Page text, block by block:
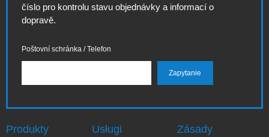
číslo pro kontrolu stavu objednávky a informací o
dopravě.
Poštovní schránka / Telefon
Produkty Usługi Zásady